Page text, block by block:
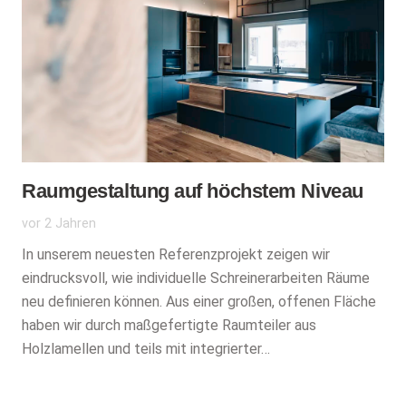
Raumgestaltung auf höchstem Niveau
vor 2 Jahren
In unserem neuesten Referenzprojekt zeigen wir
eindrucksvoll, wie individuelle Schreinerarbeiten Räume
neu definieren können. Aus einer großen, offenen Fläche
haben wir durch maßgefertigte Raumteiler aus
Holzlamellen und teils mit integrierter…